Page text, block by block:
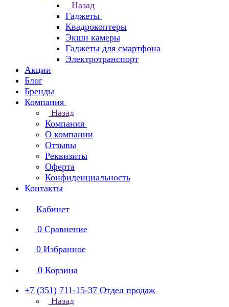
Назад
Гаджеты
Квадрокоптеры
Экшн камеры
Гаджеты для смартфона
Электротранспорт
Акции
Блог
Бренды
Компания
Назад
Компания
О компании
Отзывы
Реквизиты
Оферта
Конфиденциальность
Контакты
Кабинет
0 Сравнение
0 Избранное
0 Корзина
+7 (351) 711-15-37 Отдел продаж
Назад